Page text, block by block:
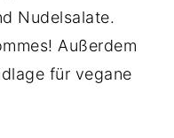
Nudelsalate.
Außerdem
für vegane